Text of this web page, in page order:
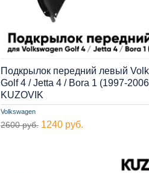
Volkswagen
Подкрылок передний левый
Golf 4 / Jetta 4 / Bora 1 (1997-
KUZOVIK
2600 руб. 1240 руб.